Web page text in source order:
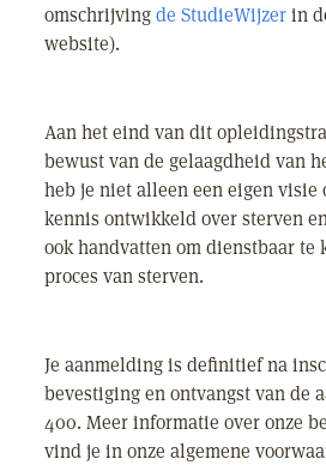
omschrijvingde StudieWijzerin
website).
Aan het eind van dit
bewust van de gelaagdheid van
heb je niet alleen een eigen visie
kennis ontwikkeld over sterven
ook handvatten om dienstbaar te
proces van sterven.
Je aanmelding is definitief na
bevestiging en ontvangst van de
400. Meer informatie over onze
vind je in onze algemene